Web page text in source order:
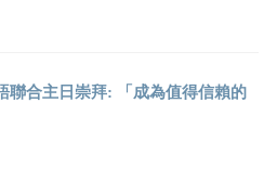
聯合主日崇拜: 「成為值得信賴的